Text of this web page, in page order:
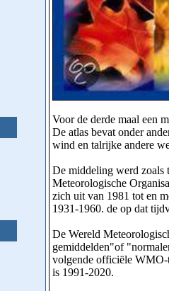
Voor de derde maal een
De atlas bevat onder
wind en talrijke andere
De middeling werd zoals
Meteorologische
zich uit van 1981 tot en
1931-1960. de op dat
De Wereld
gemiddelden"of
volgende officiële
is 1991-2020.